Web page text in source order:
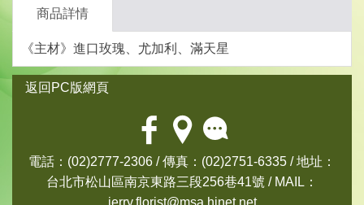
商品詳情
《主材》進口玫瑰、尤加利、滿天星
返回PC版網頁
電話：(02)2777-2306 / 傳真：(02)2751-6335 / 地址：
台北市松山區南京東路三段256巷41號 / MAIL：